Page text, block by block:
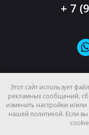
+ 7
Этот сайт использует
рекламных сообщений,
изменить настройки и/или
нашей политикой. Если